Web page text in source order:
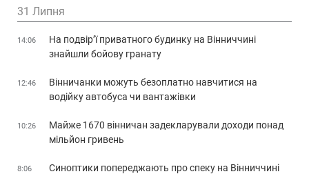
31 Липня
14:06
На подвір’ї приватного будинку на Вінниччині
знайшли бойову гранату
12:46
Вінничанки можуть безоплатно навчитися на
водійку автобуса чи вантажівки
10:26
Майже 1670 вінничан задекларували доходи понад
мільйон гривень
8:06
Синоптики попереджають про спеку на Вінниччині